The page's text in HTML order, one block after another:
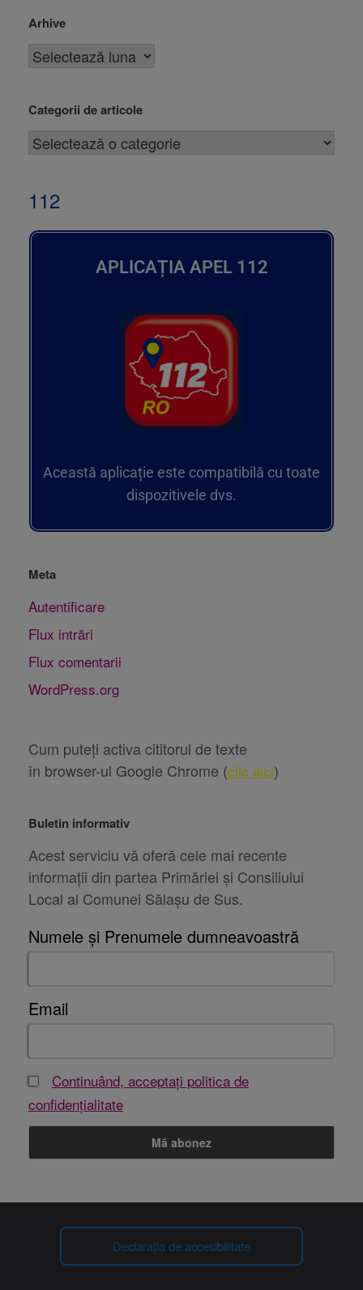
Arhive
Categorii de articole
112
APLICAȚIA APEL 112
Această aplicație este compatibilă cu toate
dispozitivele dvs.
Meta
Autentificare
Flux intrări
Flux comentarii
WordPress.org
Cum puteți activa cititorul de texte
în browser-ul Google Chrome (clic aici)
Buletin informativ
Acest serviciu vă oferă cele mai recente
informații din partea Primăriei și Consiliului
Local al Comunei Sălașu de Sus.
Numele și Prenumele dumneavoastră
Email
Continuând, acceptați politica de
confidențialitate
Declarația de accesibilitate